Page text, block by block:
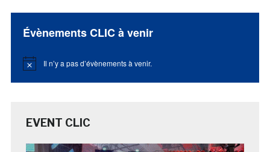
Évènements CLIC à venir
Notice Il n’y a pas d’évènements à venir.
EVENT CLIC